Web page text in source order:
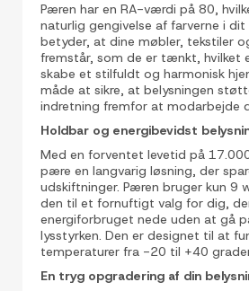
Pæren har en RA-værdi på 80,
naturlig gengivelse af farverne i dit
betyder, at dine møbler, tekstiler
fremstår, som de er tænkt, hvilket
skabe et stilfuldt og harmonisk
måde at sikre, at belysningen
indretning fremfor at modarbejde
Holdbar og energibevidst
Med en forventet levetid på
pære en langvarig løsning, der
udskiftninger. Pæren bruger kun 9
den til et fornuftigt valg for dig,
energiforbruget nede uden at gå
lysstyrken. Den er designet til at
temperaturer fra -20 til +40
En tryg opgradering af din